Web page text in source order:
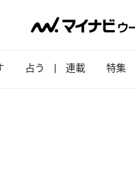
占う 連載 特集